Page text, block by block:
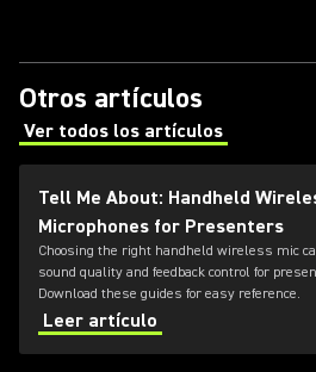
Otros artículos
Ver todos los artículos
(Opens in a new tab)
Tell Me About: Handheld
Microphones for Presenters
Choosing the right handheld wireless mic
sound quality and feedback control for
Download these guides for easy reference.
Leer artículo